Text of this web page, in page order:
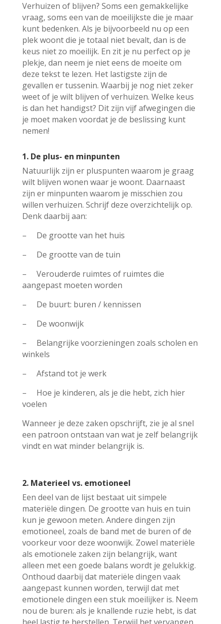
Verhuizen of blijven? Soms een gemakkelijke
vraag, soms een van de moeilijkste die je maar
kunt bedenken. Als je bijvoorbeeld nu op een
plek woont die je totaal niet bevalt, dan is de
keus niet zo moeilijk. En zit je nu perfect op je
plekje, dan neem je niet eens de moeite om
deze tekst te lezen. Het lastigste zijn de
gevallen er tussenin. Waarbij je nog niet zeker
weet of je wilt blijven of verhuizen. Welke keus
is dan het handigst? Dit zijn vijf afwegingen die
je moet maken voordat je de beslissing kunt
nemen!
1. De plus- en minpunten
Natuurlijk zijn er pluspunten waarom je graag
wilt blijven wonen waar je woont. Daarnaast
zijn er minpunten waarom je misschien zou
willen verhuizen. Schrijf deze overzichtelijk op.
Denk daarbij aan:
– De grootte van het huis
– De grootte van de tuin
– Verouderde ruimtes of ruimtes die
aangepast moeten worden
– De buurt: buren / kennissen
– De woonwijk
– Belangrijke voorzieningen zoals scholen en
winkels
– Afstand tot je werk
– Hoe je kinderen, als je die hebt, zich hier
voelen
Wanneer je deze zaken opschrijft, zie je al snel
een patroon ontstaan van wat je zelf belangrijk
vindt en wat minder belangrijk is.
2. Materieel vs. emotioneel
Een deel van de lijst bestaat uit simpele
materiële dingen. De grootte van huis en tuin
kun je gewoon meten. Andere dingen zijn
emotioneel, zoals de band met de buren of de
voorkeur voor deze woonwijk. Zowel materiële
als emotionele zaken zijn belangrijk, want
alleen met een goede balans wordt je gelukkig.
Onthoud daarbij dat materiële dingen vaak
aangepast kunnen worden, terwijl dat met
emotionele dingen een stuk moeilijker is. Neem
nou de buren: als je knallende ruzie hebt, is dat